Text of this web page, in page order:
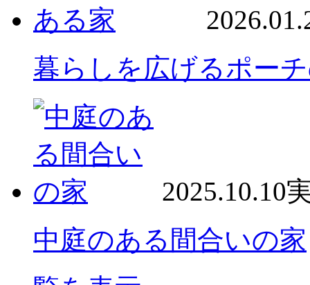
暮らしを広げるポー
2025.10.10
中庭のある間合いの家